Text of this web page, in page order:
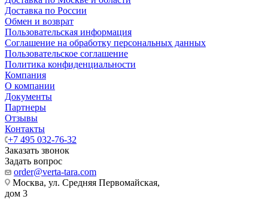
Доставка по России
Обмен и возврат
Пользовательская информация
Соглашение на обработку персональных данных
Пользовательское соглашение
Политика конфиденциальности
Компания
О компании
Документы
Партнеры
Отзывы
Контакты
+7 495 032-76-32
Заказать звонок
Задать вопрос
order@verta-tara.com
Москва, ул. Средняя Первомайская,
дом 3